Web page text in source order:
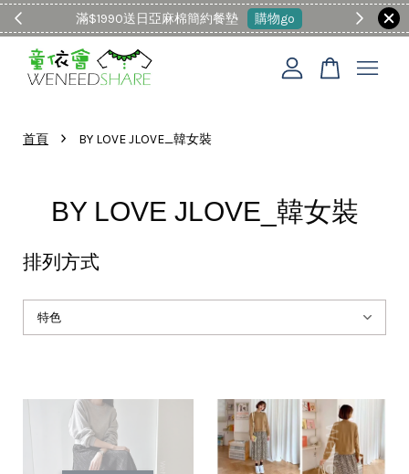
滿$1990送日亞麻棉簡約餐墊 購物go 童裝
首頁 › BY LOVE JLOVE_韓女裝
BY LOVE JLOVE_韓女裝
排列方式
您的購物車目前還是空的。
繼續購物